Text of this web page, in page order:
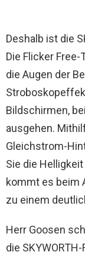
Deshalb ist die
Die Flicker
die Augen der
Bildschirmen,
ausgehen.
Gleichstrom-
Sie die
kommt es beim
zu einem
Herr Goosen
die